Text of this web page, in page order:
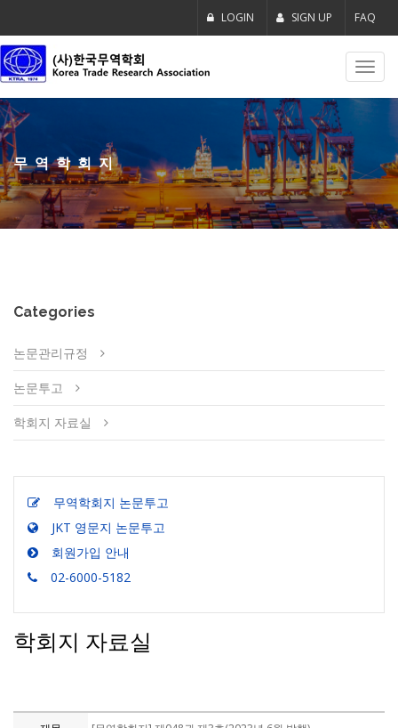
LOGIN SIGN UP FAQ
무역학회지
Categories
논문관리규정
논문투고
학회지 자료실
무역학회지 논문투고
JKT 영문지 논문투고
회원가입 안내
02-6000-5182
학회지 자료실